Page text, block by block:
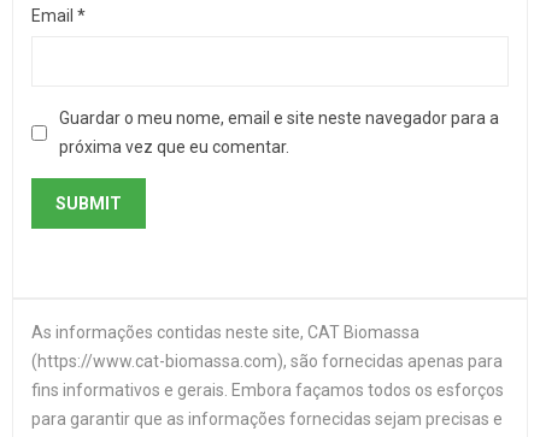
Email *
Guardar o meu nome, email e site neste navegador para a
próxima vez que eu comentar.
As informações contidas neste site, CAT Biomassa
(https://www.cat-biomassa.com), são fornecidas apenas para
fins informativos e gerais. Embora façamos todos os esforços
para garantir que as informações fornecidas sejam precisas e